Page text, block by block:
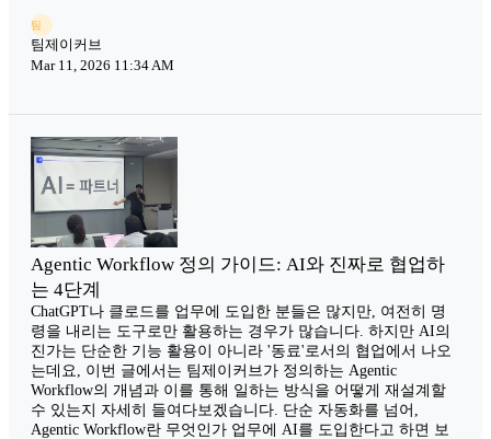
팀
팀제이커브
Mar 11, 2026 11:34 AM
Agentic Workflow 정의 가이드: AI와 진짜로 협업하
는 4단계
ChatGPT나 클로드를 업무에 도입한 분들은 많지만, 여전히 명
령을 내리는 도구로만 활용하는 경우가 많습니다. 하지만 AI의
진가는 단순한 기능 활용이 아니라 '동료'로서의 협업에서 나오
는데요, 이번 글에서는 팀제이커브가 정의하는 Agentic
Workflow의 개념과 이를 통해 일하는 방식을 어떻게 재설계할
수 있는지 자세히 들여다보겠습니다. 단순 자동화를 넘어,
Agentic Workflow란 무엇인가 업무에 AI를 도입한다고 하면 보